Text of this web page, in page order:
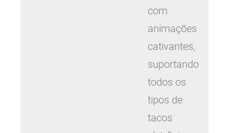
com
animações
cativantes,
suportando
todos os
tipos de
tacos